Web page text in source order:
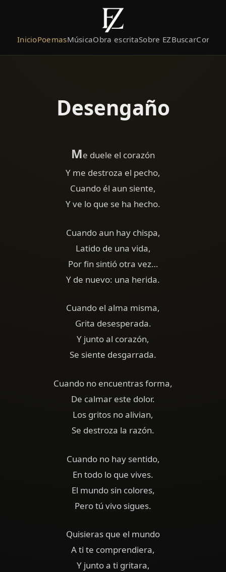
InicioPoemasMúsicaObra escritaSobre EZBuscar
Desengaño
Me duele el corazón
Y me destroza el pecho,
Cuando él aun siente,
Y ve lo que se ha hecho.
Cuando aun hay chispa,
Latido de una vida,
Por fin sintió otra vez…
Y de nuevo: una herida.
Cuando el alma misma,
Grita desesperada.
Y junto al corazón,
Se siente desgarrada.
Cuando no encuentras forma,
De calmar este dolor.
Los gritos no alivian,
Se destroza la razón.
Cuando no hay sentido,
En todo lo que vives.
El mundo sin colores,
Pero tú vivo sigues.
Quisieras que el mundo
A ti te comprendiera,
Y junto a ti gritara,